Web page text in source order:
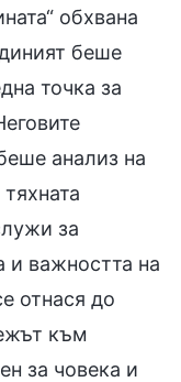
обхвана
беше
точка за
анализ на
за
и важността на
отнася до
към
за човека и